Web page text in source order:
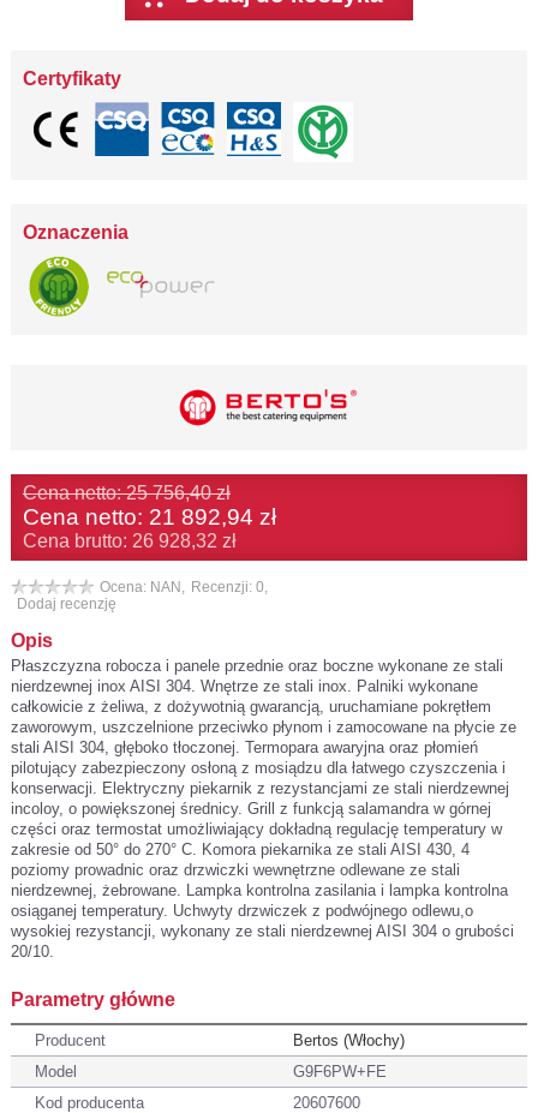
Certyfikaty
Oznaczenia
Cena netto: 25 756,40 zł
Cena netto: 21 892,94 zł
Cena brutto: 26 928,32 zł
Ocena: NAN, Recenzji: 0,
Dodaj recenzję
Opis
Płaszczyzna robocza i panele przednie oraz boczne wykonane ze stali
nierdzewnej inox AISI 304. Wnętrze ze stali inox. Palniki wykonane
całkowicie z żeliwa, z dożywotnią gwarancją, uruchamiane pokrętłem
zaworowym, uszczelnione przeciwko płynom i zamocowane na płycie ze
stali AISI 304, głęboko tłoczonej. Termopara awaryjna oraz płomień
pilotujący zabezpieczony osłoną z mosiądzu dla łatwego czyszczenia i
konserwacji. Elektryczny piekarnik z rezystancjami ze stali nierdzewnej
incoloy, o powiększonej średnicy. Grill z funkcją salamandra w górnej
części oraz termostat umożliwiający dokładną regulację temperatury w
zakresie od 50° do 270° C. Komora piekarnika ze stali AISI 430, 4
poziomy prowadnic oraz drzwiczki wewnętrzne odlewane ze stali
nierdzewnej, żebrowane. Lampka kontrolna zasilania i lampka kontrolna
osiąganej temperatury. Uchwyty drzwiczek z podwójnego odlewu,o
wysokiej rezystancji, wykonany ze stali nierdzewnej AISI 304 o grubości
20/10.
Parametry główne
Producent
Bertos (Włochy)
Model
G9F6PW+FE
Kod producenta
20607600